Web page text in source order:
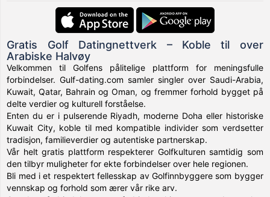
Gratis Golf Datingnettverk – Koble til over
Arabiske Halvøy
Velkommen til Golfens pålitelige plattform for meningsfulle
forbindelser. Gulf-dating.com samler singler over Saudi-Arabia,
Kuwait, Qatar, Bahrain og Oman, og fremmer forhold bygget på
delte verdier og kulturell forståelse.
Enten du er i pulserende Riyadh, moderne Doha eller historiske
Kuwait City, koble til med kompatible individer som verdsetter
tradisjon, familieverdier og autentiske partnerskap.
Vår helt gratis plattform respekterer Golfkulturen samtidig som
den tilbyr muligheter for ekte forbindelser over hele regionen.
Bli med i et respektert fellesskap av Golfinnbyggere som bygger
vennskap og forhold som ærer vår rike arv.